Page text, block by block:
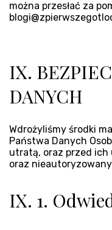
można przesłać za
IX.
DANYCH
Wdrożyliśmy środki
Państwa Danych
utratą, oraz przed ich
oraz
IX. 1.